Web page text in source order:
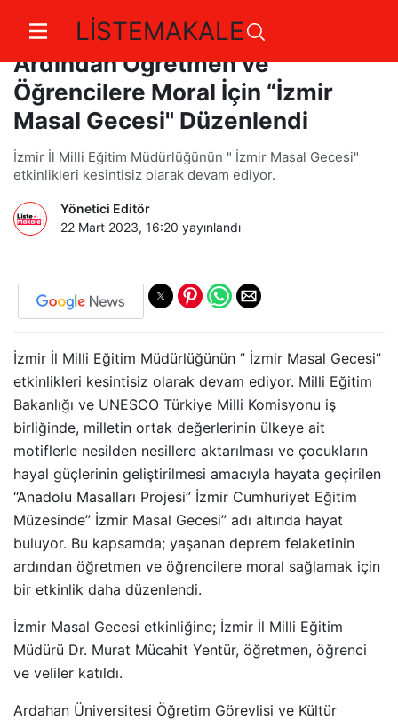
LİSTEMAKALE
Yaşanan Deprem Felaketinin
Ardından Öğretmen ve
Öğrencilere Moral İçin “İzmir
Masal Gecesi" Düzenlendi
İzmir İl Milli Eğitim Müdürlüğünün " İzmir Masal Gecesi"
etkinlikleri kesintisiz olarak devam ediyor.
Yönetici Editör
22 Mart 2023, 16:20 yayınlandı
İzmir İl Milli Eğitim Müdürlüğünün ” İzmir Masal Gecesi”
etkinlikleri kesintisiz olarak devam ediyor. Milli Eğitim
Bakanlığı ve UNESCO Türkiye Milli Komisyonu iş
birliğinde, milletin ortak değerlerinin ülkeye ait
motiflerle nesilden nesillere aktarılması ve çocukların
hayal güçlerinin geliştirilmesi amacıyla hayata geçirilen
“Anadolu Masalları Projesi” İzmir Cumhuriyet Eğitim
Müzesinde” İzmir Masal Gecesi” adı altında hayat
buluyor. Bu kapsamda; yaşanan deprem felaketinin
ardından öğretmen ve öğrencilere moral sağlamak için
bir etkinlik daha düzenlendi.
İzmir Masal Gecesi etkinliğine; İzmir İl Milli Eğitim
Müdürü Dr. Murat Mücahit Yentür, öğretmen, öğrenci
ve veliler katıldı.
Ardahan Üniversitesi Öğretim Görevlisi ve Kültür